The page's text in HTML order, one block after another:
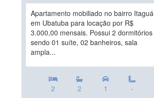
Apartamento mobiliado no bairro Itaguá
em Ubatuba para locação por R$
3.000,00 mensais. Possui 2 dormitórios
sendo 01 suíte, 02 banheiros, sala
ampla...
2 2 1 -